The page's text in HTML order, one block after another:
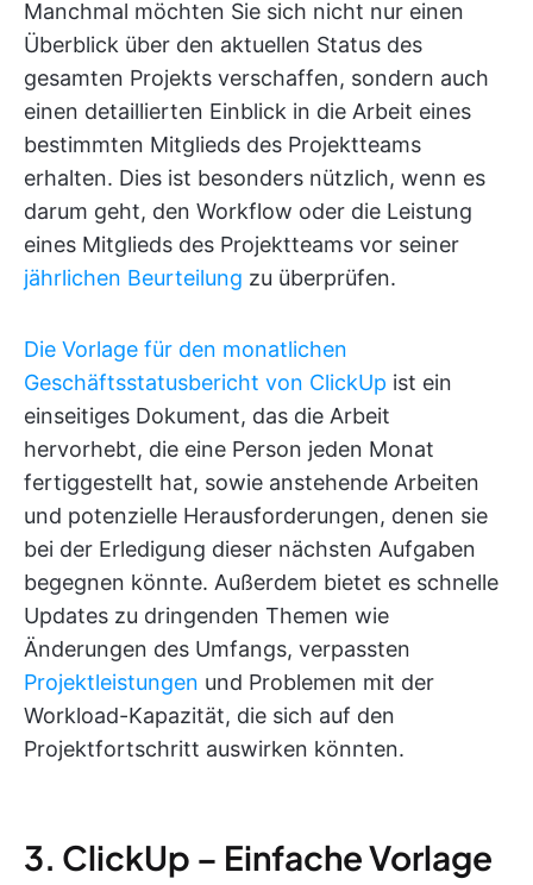
Manchmal möchten Sie sich nicht nur einen
Überblick über den aktuellen Status des
gesamten Projekts verschaffen, sondern auch
einen detaillierten Einblick in die Arbeit eines
bestimmten Mitglieds des Projektteams
erhalten. Dies ist besonders nützlich, wenn es
darum geht, den Workflow oder die Leistung
eines Mitglieds des Projektteams vor seiner
jährlichen Beurteilung zu überprüfen.
Die Vorlage für den monatlichen
Geschäftsstatusbericht von ClickUp ist ein
einseitiges Dokument, das die Arbeit
hervorhebt, die eine Person jeden Monat
fertiggestellt hat, sowie anstehende Arbeiten
und potenzielle Herausforderungen, denen sie
bei der Erledigung dieser nächsten Aufgaben
begegnen könnte. Außerdem bietet es schnelle
Updates zu dringenden Themen wie
Änderungen des Umfangs, verpassten
Projektleistungen und Problemen mit der
Workload-Kapazität, die sich auf den
Projektfortschritt auswirken könnten.
3. ClickUp – Einfache Vorlage